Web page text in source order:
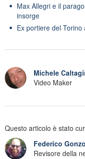
Max Allegri e il
insorge
Ex portiere del
Michele
Video Maker
Questo articolo è stato
Federico Gonzo
Revisore della